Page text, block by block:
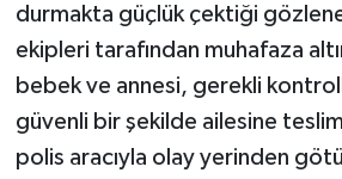
durmakta güçlük çektiği
ekipleri tarafından muhafaza
bebek ve annesi, gerekli
güvenli bir şekilde ailesine
polis aracıyla olay yerinden